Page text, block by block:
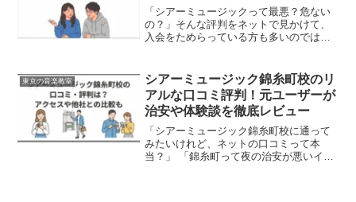
「シアーミュージックって最悪？危ない
の？」そんな評判をネットで見かけて、
入会をためらっている方も多いのではな
ット上の悪評のほとんどは「スクールの
システムを使いこなせ...
東京の音楽教室
シアーミュージック錦糸町校のリ
アルな口コミ評判！元ユーザーが
治安や体験談を徹底レビュー
「シアーミュージック錦糸町校に通って
みたいけれど、ネットの口コミって本
当？」 「錦糸町って夜の治安が悪いイメ